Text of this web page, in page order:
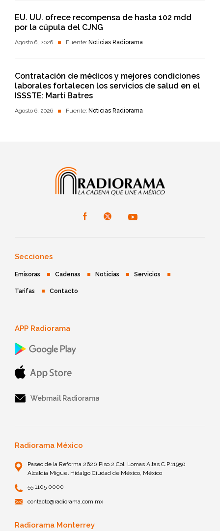
EU. UU. ofrece recompensa de hasta 102 mdd
por la cúpula del CJNG
Agosto 6, 2026 Fuente: Noticias Radiorama
Contratación de médicos y mejores condiciones
laborales fortalecen los servicios de salud en el
ISSSTE: Martí Batres
Agosto 6, 2026 Fuente: Noticias Radiorama
Secciones
Emisoras Cadenas Noticias Servicios
Tarifas Contacto
APP Radiorama
Webmail Radiorama
Radiorama México
Paseo de la Reforma 2620 Piso 2 Col. Lomas Altas C.P.11950
Alcaldía Miguel Hidalgo Ciudad de México, México
55 1105 0000
contacto@radiorama.com.mx
Radiorama Monterrey